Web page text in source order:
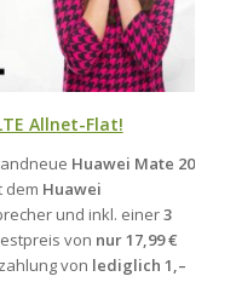
Allnet-Flat!
Huawei Mate 20
dem Huawei
und inkl. einer3
von nur 17,99 €
von lediglich 1,–